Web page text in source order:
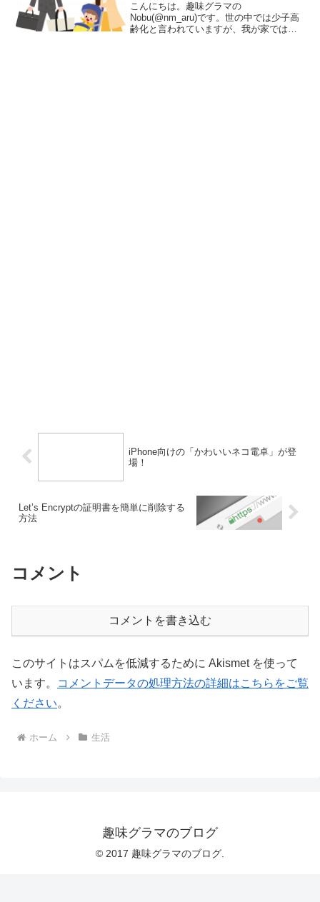
こんにちは。趣味グラマの
Nobu(@nm_aru)です。世の中では少子高
齢化と言われていますが、我が家では可
iPhone向けの「かわいいネコ電卓」が登
場！
Let’s Encryptの証明書を簡単に削除する
方法
コメント
コメントを書き込む
このサイトはスパムを低減するために Akismet を使って
います。
コメントデータの処理方法の詳細はこちらをご覧
ください。
ホーム 生活
趣味グラマのブログ
© 2017 趣味グラマのブログ.